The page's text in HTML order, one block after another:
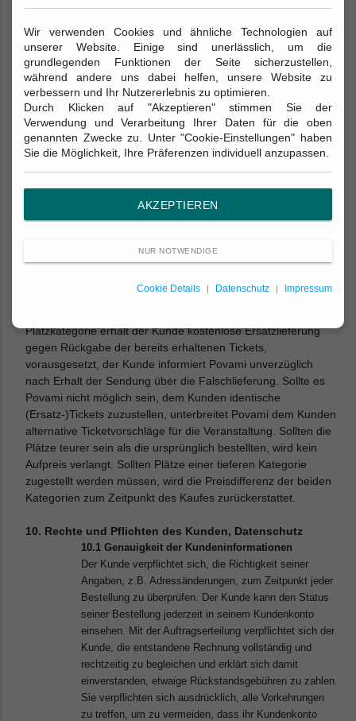
Rückerstattung, resp. bleibt der Ticketpreis geschuldet.
Abweichende Regelungen der Veranstalter bleiben
vorbehalten.
8. Verlust oder Beschädigung der Tickets
Der Kunde ist für die sichere Verwahrung des Tickets
alleinverantwortlich und trägt alle mit dem Verlust oder der
Beschädigung verbundenen Gefahren und Risiken. Ein Ersatz
9.1Der Kunde ist verpflichtet, die gelieferten Tickets
übermittelten Auftragsbestätigung zu prüfen. Bei
Platzkategorie erhält der Kunde kostenlose Ersatzlieferung
gegen Rückgabe der bereits erhaltenen Tickets,
vorausgesetzt, der Kunde informiert Povami unverzüglich
nach Erhalt der Sendung über die Falschlieferung. Sollte es
Povami nicht möglich sein, dem Kunden identische
(Ersatz-)Tickets zuzustellen, unterbreitet Povami dem Kunden
alternative Ticketvorschläge für die Veranstaltung. Sollten die
Plätze teurer sein als die ursprünglich bestellten, wird kein
Aufpreis verlangt. Sollten Plätze einer tieferen Kategorie
zugestellt werden müssen, wird die Preisdifferenz der beiden
Kategorien zum Zeitpunkt des Kaufes zurückerstattet.
10. Rechte und Pflichten des Kunden, Datenschutz
10.1 Genauigkeit der Kundeninformationen
Der Kunde verpflichtet sich, die Richtigkeit seiner
Angaben, z.B. Adressänderungen, zum Zeitpunkt jeder
Bestellung zu überprüfen. Der Kunde kann den Status
seiner Bestellung jederzeit in seinem Kundenkonto
einsehen. Mit der Auftragserteilung verpflichtet sich der
Kunde, die entstandene Rechnung vollständig und
rechtzeitig zu begleichen und erklärt sich damit
einverstanden, etwaige Rückstandsgebühren zu zahlen.
Sie verpflichten sich ausdrücklich, alle Vorkehrungen
zu treffen, um zu vermeiden, dass ihr Kundenkonto
Wir verwenden Cookies und ähnliche Technologien auf
unserer Website. Einige sind unerlässlich, um die
grundlegenden Funktionen der Seite sicherzustellen,
während andere uns dabei helfen, unsere Website zu
verbessern und Ihr Nutzererlebnis zu optimieren.
Durch Klicken auf "Akzeptieren" stimmen Sie der
Verwendung und Verarbeitung Ihrer Daten für die oben
genannten Zwecke zu. Unter "Cookie-Einstellungen" haben
Sie die Möglichkeit, Ihre Präferenzen individuell anzupassen.
AKZEPTIEREN
NUR NOTWENDIGE
Cookie Details Datenschutz Impressum